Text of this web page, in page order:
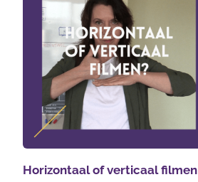
Horizontaal of verticaal filmen